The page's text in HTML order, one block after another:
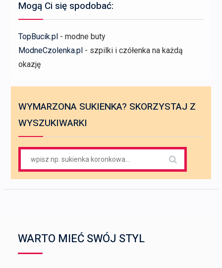
Mogą Ci się spodobać:
TopBucik.pl - modne buty
ModneCzolenka.pl - szpilki i czółenka na każdą
okazję
WYMARZONA SUKIENKA? SKORZYSTAJ Z
WYSZUKIWARKI
for:
WARTO MIEĆ SWÓJ STYL